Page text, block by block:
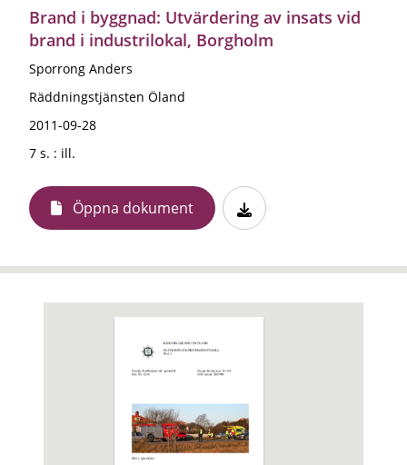
Brand i byggnad: Utvärdering av insats vid
brand i industrilokal, Borgholm
Sporrong Anders
Räddningstjänsten Öland
2011-09-28
7 s. : ill.
Öppna dokument